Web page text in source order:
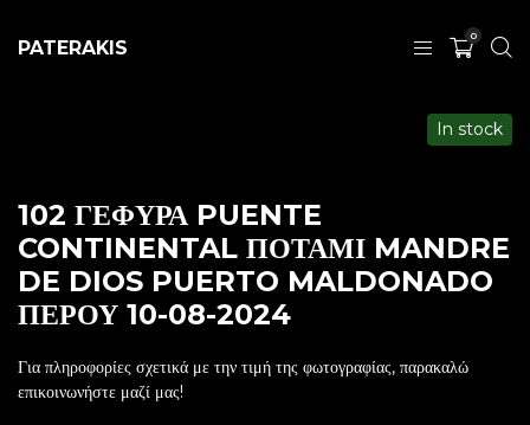
PATERAKIS
0
102 ΓΕΦΥΡΑ PUENTE
CONTINENTAL ΠΟΤΑΜΙ MANDRE
DE DIOS PUERTO MALDONADO
ΠΕΡΟΥ 10-08-2024
In stock
Για πληροφορίες σχετικά με την τιμή της φωτογραφίας, παρακαλώ
επικοινωνήστε μαζί μας!